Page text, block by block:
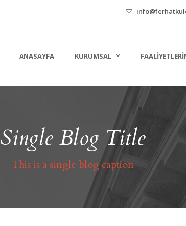
ANASAYFA KURUMSAL
Single Blog Title
This is a single blog caption